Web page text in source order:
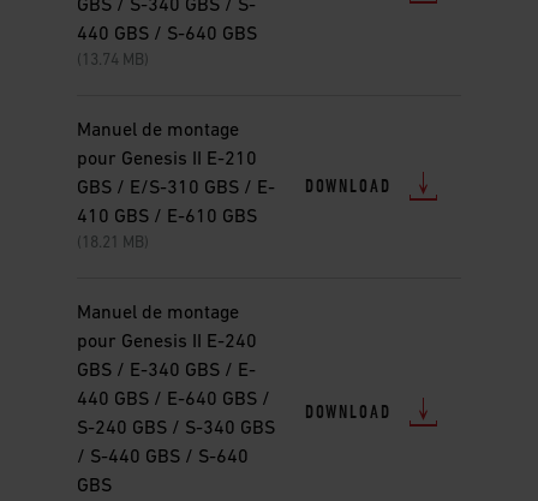
GBS / S-340 GBS / S-
440 GBS / S-640 GBS
(13.74 MB)
Manuel de montage
pour Genesis II E-210
GBS / E/S-310 GBS / E-
410 GBS / E-610 GBS
(18.21 MB)
DOWNLOAD
Manuel de montage
pour Genesis II E-240
GBS / E-340 GBS / E-
440 GBS / E-640 GBS /
S-240 GBS / S-340 GBS
/ S-440 GBS / S-640
GBS
DOWNLOAD